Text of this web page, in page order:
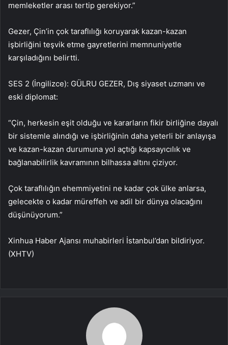
memleketler arası tertip gerekiyor.”
Gezer, Çin’in çok taraflılığı koruyarak kazan-kazan
işbirliğini teşvik etme gayretlerini memnuniyetle
karşıladığını belirtti.
SES 2 (İngilizce): GÜLRU GEZER, Dış siyaset uzmanı ve
eski diplomat:
“Çin, herkesin eşit olduğu ve kararların fikir birliğine dayalı
bir sistemle alındığı ve işbirliğinin daha yeterli bir anlayışa
ve kazan-kazan durumuna yol açtığı kapsayıcılık ve
bağlanabilirlik kavramının bilhassa altını çiziyor.
Çok taraflılığın ehemmiyetini ne kadar çok ülke anlarsa,
gelecekte o kadar müreffeh ve adil bir dünya olacağını
düşünüyorum.”
Xinhua Haber Ajansı muhabirleri İstanbul’dan bildiriyor.
(XHTV)